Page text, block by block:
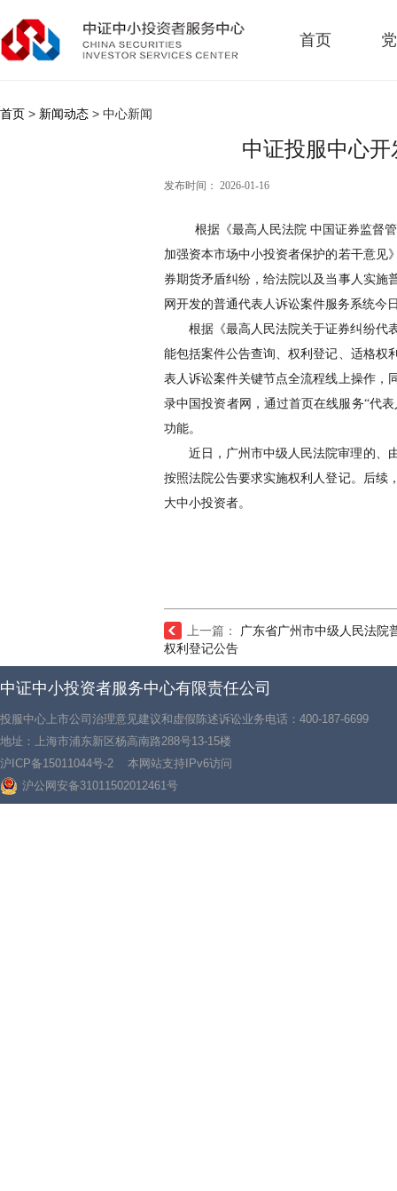
首页
首页 > 新闻动态 > 中心新闻
中证投服中心
发布时间： 2026-01-16
根据《最高人民法院 中国证券监督
加强资本市场中小投资者保护的若干意见
券期货矛盾纠纷，给法院以及当事人实施
网开发的普通代表人诉讼案件服务系统今
根据 《最高人民法院关于证券纠纷代
能包括案件公告查询、权利登记、适格权
表人诉讼案件关键节点全流程线上操作，
录中国投资者网，通过首页在线服务“代
功能。
近日，广州市中级人民法院审理的、
按照法院公告要求实施权利人登记。后续
大中小投资者。
上一篇：
广东省广州市中级人民法院
权利登记公告
中证中小投资者服务中心有限责任公司
投服中心上市公司治理意见建议和虚假陈述诉讼业务电话：400-187-6699
地址：上海市浦东新区杨高南路288号13-15楼
沪ICP备15011044号-2 本网站支持IPv6访问
沪公网安备31011502012461号